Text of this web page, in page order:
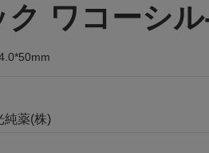
ク ワコーシ
純薬(株)